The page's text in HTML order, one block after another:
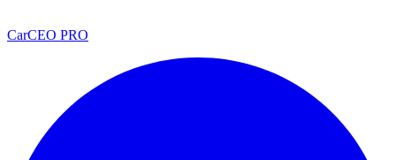
CarCEO PRO